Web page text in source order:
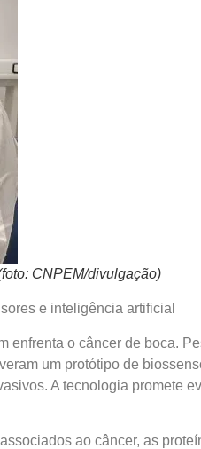
foto: CNPEM/divulgação)
e inteligência artificial
enfrenta o câncer de boca.
um protótipo de
A tecnologia promete
ao câncer, as